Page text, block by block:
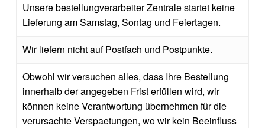
Unsere bestellungverarbeiter Zentrale startet keine
Lieferung am Samstag, Sontag und Feiertagen.
Wir liefern nicht auf Postfach und Postpunkte.
Obwohl wir versuchen alles, dass Ihre Bestellung
innerhalb der angegeben Frist erfüllen wird, wir
können keine Verantwortung übernehmen für die
verursachte Verspaetungen, wo wir kein Beeinfluss